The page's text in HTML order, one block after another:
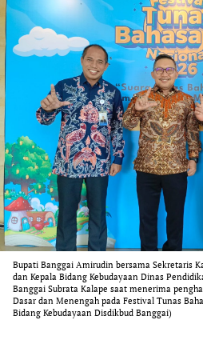
Bupati Banggai Amirudin bersama Sekretaris
dan Kepala Bidang Kebudayaan Dinas
Banggai Subrata Kalape saat menerima
Dasar dan Menengah pada Festival Tunas
Bidang Kebudayaan Disdikbud Banggai)